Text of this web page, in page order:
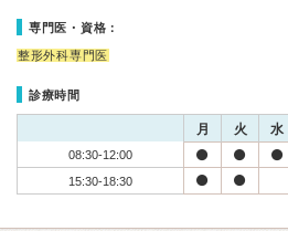
専門医・資格：
整形外科専門医
診療時間
月 火 水
08:30-12:00
15:30-18:30